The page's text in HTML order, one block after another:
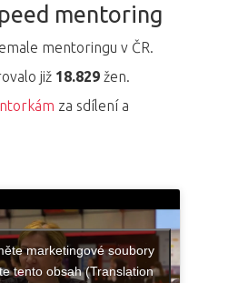
mentoring
mentoringu v ČR.
již 18.829 žen.
za sdílení a
marketingové soubory
tento obsah (Translation